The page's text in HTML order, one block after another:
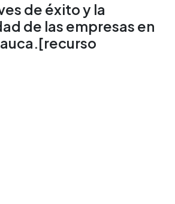
de éxito y la
de las empresas en